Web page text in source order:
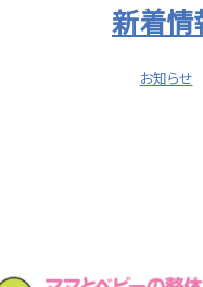
新着情
お知らせ